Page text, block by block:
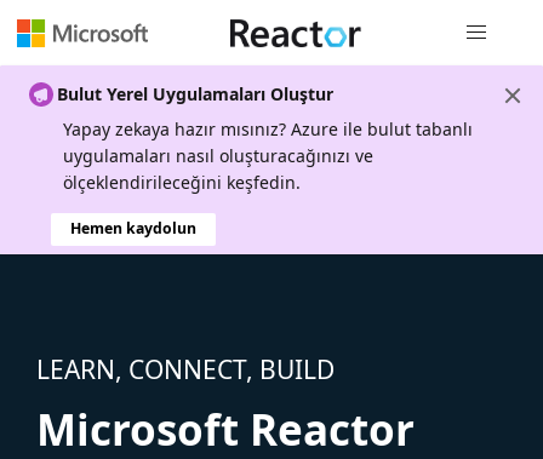
Bulut Yerel Uygulamaları Oluştur
Yapay zekaya hazır mısınız? Azure ile bulut tabanlı
uygulamaları nasıl oluşturacağınızı ve
ölçeklendirileceğini keşfedin.
Hemen kaydolun
LEARN, CONNECT, BUILD
Microsoft Reactor